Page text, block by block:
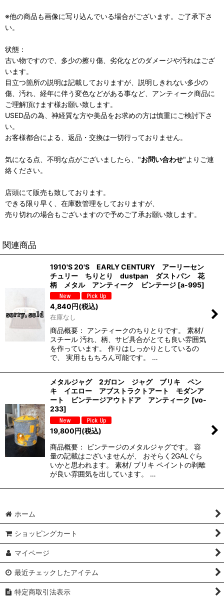
※他の商品も画像に写り込んでいる場合がございます。ご了承下さ
い。
状態：
古い物ですので、多少の擦り傷、劣化などのダメージや汚れはござ
います。
目立つ箇所の説明は記載しておりますが、説明しきれない多少の
傷、汚れ、経年に伴う変色などがある事など、アンティーク商品に
ご理解頂けます様お願い致します。
USED品の為、神経質な方や美品をお求めの方は慎重にご検討下さ
い。
お客様都合による、返品・交換は一切行っておりません。
気になる点、不明な点がございましたら、"お問い合わせ"よりご連
絡ください。
店頭にて販売も致しております。
できる限り早く、在庫数管理をしておりますが、
売り切れの場合もございますので予めご了承お願い致します。
関連商品
1910'S 20'S EARLY CENTURY アーリーセン
チュリー ちりとり dustpan ダストパン 花
柄 メタル アンティーク ビンテージ [a-995]
4,840円(税込)
在庫なし
商品概要： アンティークのちりとりです。 素材/
スチール 汚れ、柄、サビ具合がとても良い雰囲気
を作っています。 作りはしっかりとしているの
で、 実用ももちろん可能です。 …
メタルジャグ 2ガロン ジャグ ブリキ ペン
キ イエロー アブストラクトアート モダンア
ート ビンテージアウトドア アンティーク [vo-
233]
19,800円(税込)
商品概要： ビンテージのメタルジャグです。 容
量の記載はございませんが、 おそらく2GALぐら
いかと思われます。 素材/ ブリキ ペイントの剥離
が良い雰囲気を出しています。 …
ホーム
ショッピングカート
マイページ
最近チェックしたアイテム
特定商取引法表示